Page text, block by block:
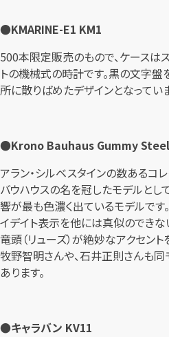
●KMARINE-E1 KM1
500本限定販売のもので、ケースは
トの機械式の時計です。黒の文字盤
所に散りばめたデザインとなってい
●Krono Bauhaus Gummy
アラン・シルベスタインの数あるコ
バウハウスの名を冠したモデルとし
響が最も色濃く出ているモデルです
イデイト表示を他には真似のでき
竜頭（リューズ）が絶妙なアクセン
牧野智明さんや、石井正則さんも
あります。
●キャラバン KV11